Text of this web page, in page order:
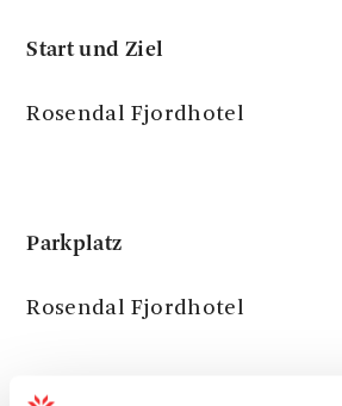
Start und Ziel
Rosendal Fjordhotel
Parkplatz
Rosendal Fjordhotel